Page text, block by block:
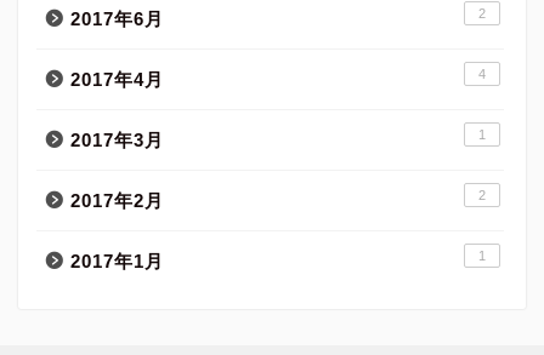
2017年6月 2
2017年4月 4
2017年3月 1
2017年2月 2
2017年1月 1